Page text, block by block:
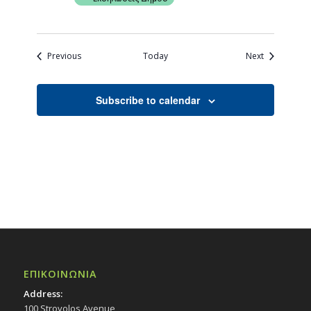
PreviousEvents Today NextEvents
Subscribe to calendar
ΕΠΙΚΟΙΝΩΝΙΑ
Address:
100 Strovolos Avenue